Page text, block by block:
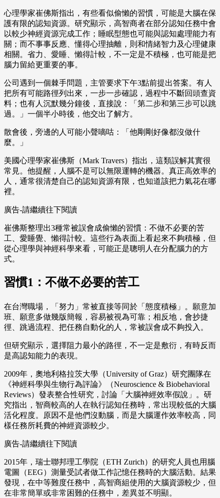
心理學家崔佛斯指出，有些看似偷懶的習慣，可能是大腦在保
護有限的認知資源。研究顯示，高智商者在部分認知任務中會
以較少神經資源完成工作；睡眠型態也可能與認知處理能力有
關；而不事事反應、懂得心理抽離，則和情緒智力及心理健康
相關。省力、愛睡、懶得計較，不一定是不積極，也可能是把
腦力留給更重要的事。
公司遇到一個棘手問題，主管要求下午3點前提出答案。有人
把所有可能路徑列出來，一步一步確認，過程中不斷回頭查資
料；也有人沉默幾分鐘後，直接說：「第二步和第三步可以跳
過。」一個半小時後，他交出了解方。
散會後，旁邊的人可能小聲嘀咕：「他剛剛好像都沒做什
麼。」
美國心理學家崔佛斯（Mark Travers）指出，這類誤解其實很
常見。他提醒，人腦不是可以無限運轉的機器。真正高效率的
人，通常很清楚自己的認知資源有限，也知道該把力氣花在哪
裡。
廣告-請繼續往下閱讀
崔佛斯整理出3種常被誤會成偷懶的習慣：不做不必要的苦
工、愛睡覺、懶得計較。這些行為表面上看起來不夠積極，但
從心理學與神經科學來看，可能正是聰明人在分配腦力的方
式。
習慣1：不做不必要的苦工
在台灣職場，「努力」常被直接等同於「態度積極」。願意加
班、願意多做幾版簡報，容易被視為可靠；相反地，會抄捷
徑、跳過流程、把任務自動化的人，常被誤會成不夠投入。
但研究顯示，選擇阻力最小的路徑，不一定是敷衍，有時反而
是高認知能力的表現。
2009年，奧地利格拉茨大學（University of Graz）研究團隊在
《神經科學與生物行為評論》（Neuroscience & Biobehavioral
Reviews）發表整合性研究，討論「大腦神經效率假說」。研
究指出，智商較高的人在執行認知任務時，常出現較低的大腦
活化程度。原因不是他們沒動腦，而是大腦運作效率較高，同
樣任務所耗費的神經資源較少。
廣告-請繼續往下閱讀
2015年，瑞士聯邦理工學院（ETH Zurich）的研究人員也用腦
電圖（EEG）測量受試者做工作記憶任務時的大腦活動。結果
發現，在中等難度任務中，高智商組使用的大腦資源較少，但
在非常簡單或非常困難的任務中，差異並不明顯。